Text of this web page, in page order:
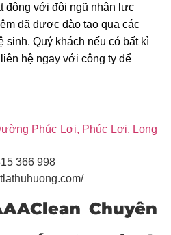
động với đội ngũ nhân lực
đã được đào tạo qua các
sinh. Quý khách nếu có bất kì
hệ ngay với công ty để
Phúc Lợi, Phúc Lợi, Long
366 998
Chuyên